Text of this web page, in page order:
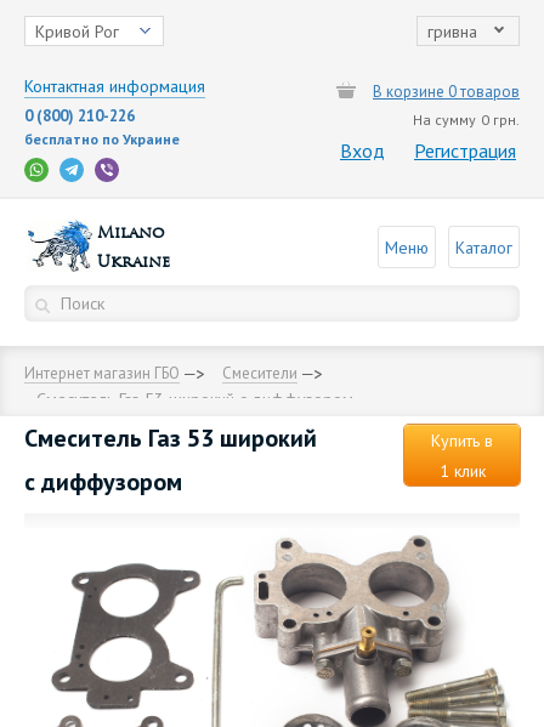
Кривой Рог гривна
Контактная информация
0 (800) 210-226
бесплатно по Украине
В корзине 0 товаров
На сумму 0 грн.
Вход Регистрация
Milano
Ukraine
Меню Каталог
Интернет магазин ГБО Смесители
Смеситель Газ 53 широкий с диффузором
Смеситель Газ 53 широкий
с диффузором
Купить в
1 клик